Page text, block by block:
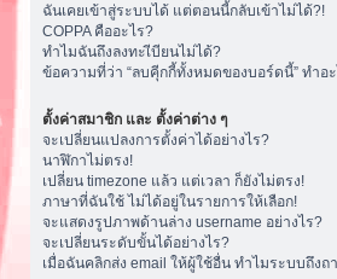
ฉันเคยเข้าสู่ระบบได้ แต่ตอนนี้กลับเข้าไม่ได้?!
COPPA คืออะไร?
ทำไมฉันถึงลงทะเีบียนไม่ได้?
ข้อความที่ว่า “ลบคุีกกี้ทั้งหมดของบอร์ดนี้” ทำอ
ตั้งค่าสมาชิก และ ตั้งค่าต่าง ๆ
จะเปลี่ยนแปลงการตั้งค่าได้อย่างไร?
นาฬิกาไม่ตรง!
เปลี่ยน timezone แล้ว แต่เวลา ก็ยังไม่ตรง!
ภาษาที่ฉันใช้ ไม่ได้อยู่ในรายการให้เลือก!
จะแสดงรูปภาพด้านล่าง username อย่างไร?
จะเปลี่ยนระดับขั้นได้อย่างไร?
เมื่อฉันคลิกส่ง email ให้ผู้ใช้อื่น ทำไมระบบถึง